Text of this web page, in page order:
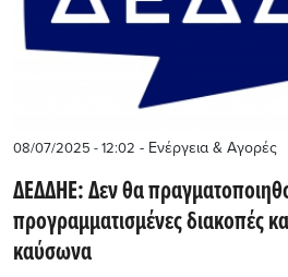
08/07/2025 - 12:02 - Ενέργεια & Αγορές
ΔΕΔΔΗΕ: Δεν θα
προγραμματισμένες διακοπές
καύσωνα